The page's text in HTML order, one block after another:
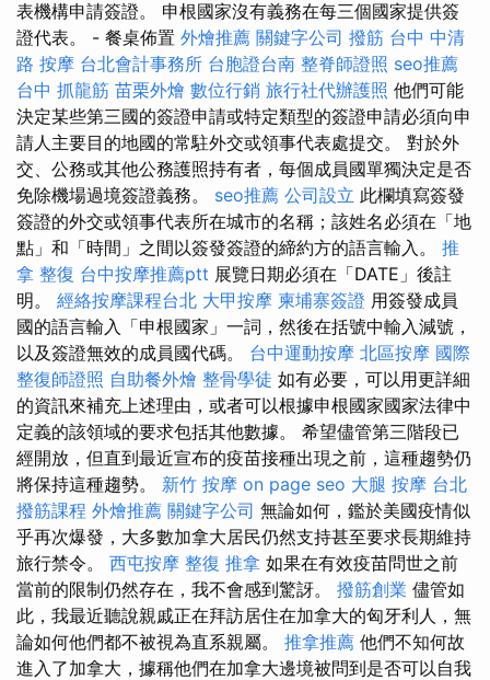
表機構申請簽證。 申根國家沒有義務在每三個國家提供簽
證代表。 - 餐桌佈置 外燴推薦 關鍵字公司 撥筋 台中 中清
路 按摩 台北會計事務所 台胞證台南 整脊師證照 seo推薦
台中 抓龍筋 苗栗外燴 數位行銷 旅行社代辦護照 他們可能
決定某些第三國的簽證申請或特定類型的簽證申請必須向申
請人主要目的地國的常駐外交或領事代表處提交。 對於外
交、公務或其他公務護照持有者，每個成員國單獨決定是否
免除機場過境簽證義務。 seo推薦 公司設立 此欄填寫簽發
簽證的外交或領事代表所在城市的名稱；該姓名必須在「地
點」和「時間」之間以簽發簽證的締約方的語言輸入。 推
拿 整復 台中按摩推薦ptt 展覽日期必須在「DATE」後註
明。 經絡按摩課程台北 大甲按摩 柬埔寨簽證 用簽發成員
國的語言輸入「申根國家」一詞，然後在括號中輸入減號，
以及簽證無效的成員國代碼。 台中運動按摩 北區按摩 國際
整復師證照 自助餐外燴 整骨學徒 如有必要，可以用更詳細
的資訊來補充上述理由，或者可以根據申根國家國家法律中
定義的該領域的要求包括其他數據。 希望儘管第三階段已
經開放，但直到最近宣布的疫苗接種出現之前，這種趨勢仍
將保持這種趨勢。 新竹 按摩 on page seo 大腿 按摩 台北
撥筋課程 外燴推薦 關鍵字公司 無論如何，鑑於美國疫情似
乎再次爆發，大多數加拿大居民仍然支持甚至要求長期維持
旅行禁令。 西屯按摩 整復 推拿 如果在有效疫苗問世之前
當前的限制仍然存在，我不會感到驚訝。 撥筋創業 儘管如
此，我最近聽說親戚正在拜訪居住在加拿大的匈牙利人，無
論如何他們都不被視為直系親屬。 推拿推薦 他們不知何故
進入了加拿大，據稱他們在加拿大邊境被問到是否可以自我